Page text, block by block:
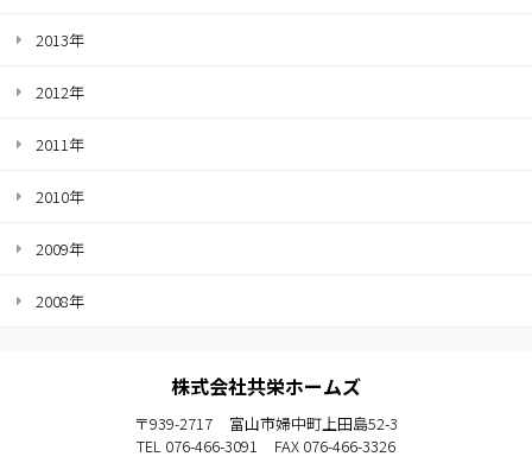
2013年
2012年
2011年
2010年
2009年
2008年
株式会社共栄ホームズ
〒939-2717
富山市婦中町上田島52-3
TEL 076-466-3091
FAX 076-466-3326